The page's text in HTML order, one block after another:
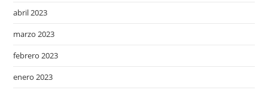
abril 2023
marzo 2023
febrero 2023
enero 2023